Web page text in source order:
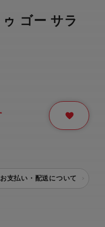
ゴー サラ
お支払い・配送について